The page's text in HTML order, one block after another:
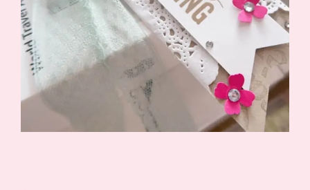
Angebote
Demonstrator werden
Gutscheine
Produkte erklärt
Über mich
Über Stampin’ Up!